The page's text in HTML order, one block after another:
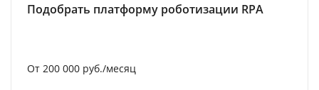
Подобрать платформу роботизации RPA
От 200 000 руб./месяц